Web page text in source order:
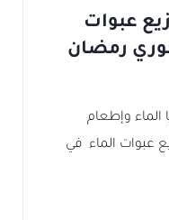
الناس 7-توزيع عبوات
رمضان
وإطعام
عبوات الماء في